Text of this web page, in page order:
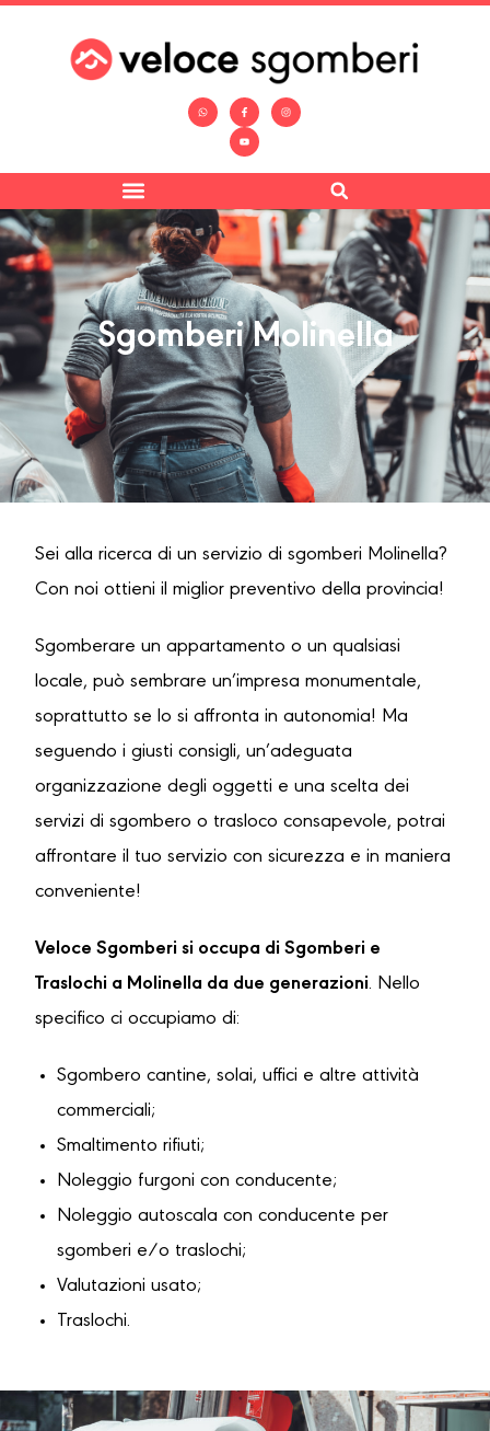
Sgomberi Molinella
Sei alla ricerca di un servizio di sgomberi Molinella?
Con noi ottieni il miglior preventivo della provincia!
Sgomberare un appartamento o un qualsiasi
locale, può sembrare un’impresa monumentale,
soprattutto se lo si affronta in autonomia! Ma
seguendo i giusti consigli, un’adeguata
organizzazione degli oggetti e una scelta dei
servizi di sgombero o trasloco consapevole, potrai
affrontare il tuo servizio con sicurezza e in maniera
conveniente!
Veloce Sgomberi si occupa di Sgomberi e
Traslochi a Molinella da due generazioni. Nello
specifico ci occupiamo di:
Sgombero cantine, solai, uffici e altre attività
commerciali;
Smaltimento rifiuti;
Noleggio furgoni con conducente;
Noleggio autoscala con conducente per
sgomberi e/o traslochi;
Valutazioni usato;
Traslochi.